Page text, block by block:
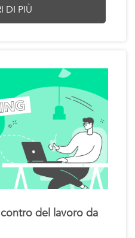
DI PIÙ
del lavoro da